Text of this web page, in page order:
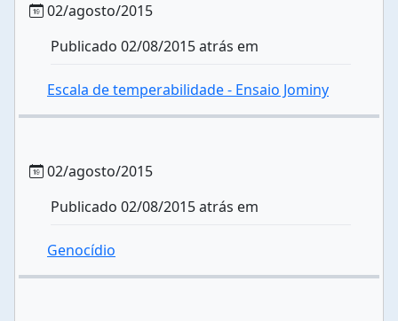
02/agosto/2015
Publicado 02/08/2015 atrás em
Escala de temperabilidade - Ensaio Jominy
02/agosto/2015
Publicado 02/08/2015 atrás em
Genocídio